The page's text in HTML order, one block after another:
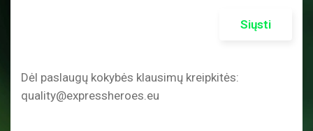
Siųsti
Dėl paslaugų kokybės klausimų kreipkitės:
quality@expressheroes.eu